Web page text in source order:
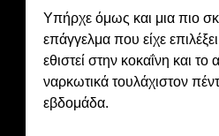
Υπήρχε όμως και μια πιο
επάγγελμα που είχε
εθιστεί στην κοκαΐνη και
ναρκωτικά τουλάχιστον
εβδομάδα.